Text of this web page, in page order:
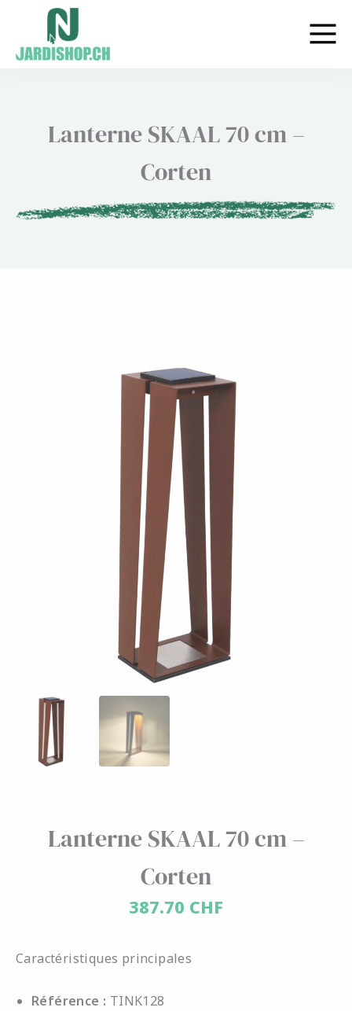
contenu
Lanterne SKAAL 70 cm –
Corten
Lanterne SKAAL 70 cm –
Corten
387.70 CHF
Caractéristiques principales
Référence : TINK128